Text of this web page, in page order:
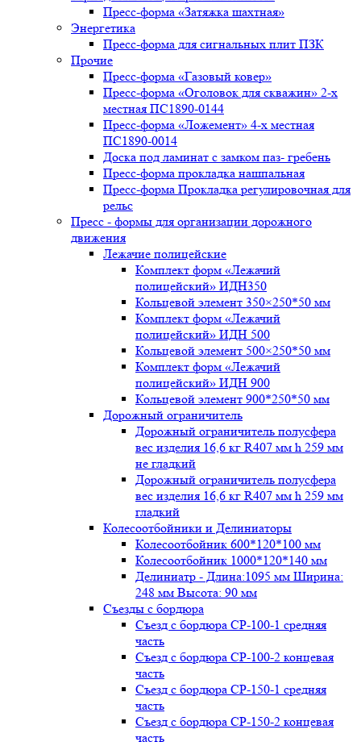
Пресс-форма «Затяжка шахтная»
Энергетика
Пресс-форма для сигнальных плит ПЗК
Прочие
Пресс-форма «Газовый ковер»
Пресс-форма «Оголовок для скважин» 2-х
местная ПС1890-0144
Пресс-форма «Ложемент» 4-х местная
ПС1890-0014
Доска под ламинат с замком паз- гребень
Пресс-форма прокладка нашпальная
Пресс-форма Прокладка регулировочная для
рельс
Пресс - формы для организации дорожного
движения
Лежачие полицейские
Комплект форм «Лежачий
полицейский» ИДН350
Кольцевой элемент 350×250*50 мм
Комплект форм «Лежачий
полицейский» ИДН 500
Кольцевой элемент 500×250*50 мм
Комплект форм «Лежачий
полицейский» ИДН 900
Кольцевой элемент 900*250*50 мм
Дорожный ограничитель
Дорожный ограничитель полусфера
вес изделия 16,6 кг R407 мм h 259 мм
не гладкий
Дорожный ограничитель полусфера
вес изделия 16,6 кг R407 мм h 259 мм
гладкий
Колесоотбойники и Делиниаторы
Колесоотбойник 600*120*100 мм
Колесоотбойник 1000*120*140 мм
Делиниатр - Длина:1095 мм Ширина:
248 мм Высота: 90 мм
Съезды с бордюра
Съезд с бордюра СР-100-1 средняя
часть
Съезд с бордюра СР-100-2 концевая
часть
Съезд с бордюра СР-150-1 средняя
часть
Съезд с бордюра СР-150-2 концевая
часть